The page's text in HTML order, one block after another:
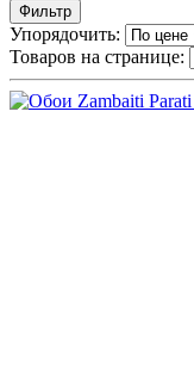
Фильтр
Упорядочить:
Товаров на странице: